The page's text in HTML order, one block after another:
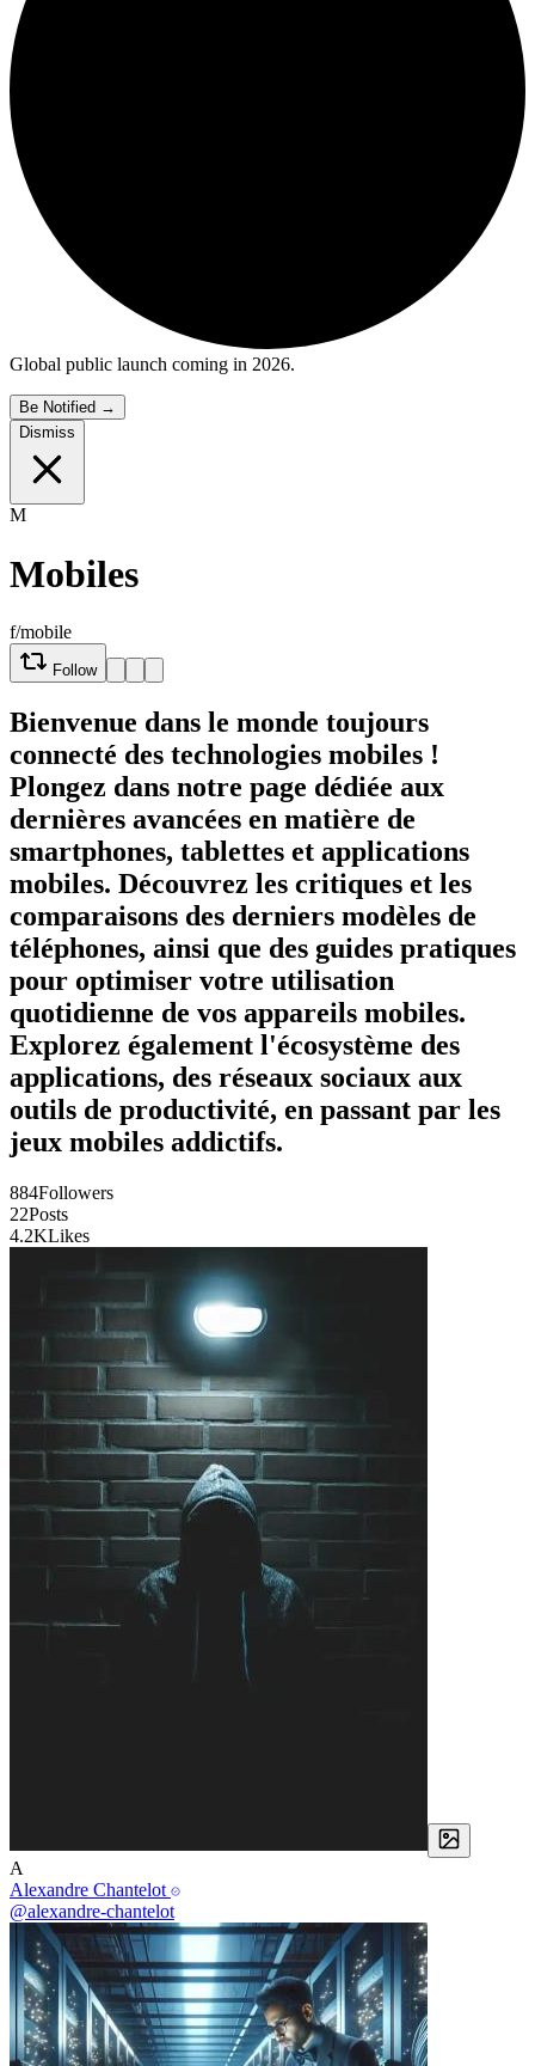
Global public launch coming in 2026.
Be Notified →
Dismiss
M
Mobiles
f/mobile
Follow
Bienvenue dans le monde toujours
connecté des technologies mobiles !
Plongez dans notre page dédiée aux
dernières avancées en matière de
smartphones, tablettes et applications
mobiles. Découvrez les critiques et les
comparaisons des derniers modèles de
téléphones, ainsi que des guides pratiques
pour optimiser votre utilisation
quotidienne de vos appareils mobiles.
Explorez également l'écosystème des
applications, des réseaux sociaux aux
outils de productivité, en passant par les
jeux mobiles addictifs.
884Followers
22Posts
4.2KLikes
A
Alexandre Chantelot
@alexandre-chantelot